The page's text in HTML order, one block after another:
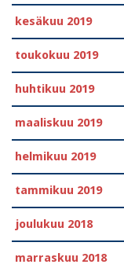
kesäkuu 2019
toukokuu 2019
huhtikuu 2019
maaliskuu 2019
helmikuu 2019
tammikuu 2019
joulukuu 2018
marraskuu 2018